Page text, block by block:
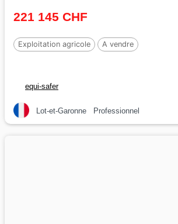
221 145 CHF
Exploitation agricole A vendre
equi-safer
Lot-et-Garonne Professionnel